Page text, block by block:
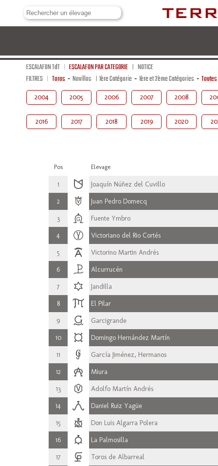
ESCALAFON TdT ESCALAFON PAR CATEGORIE
NOTICE
FILTRES
Toros - Novillos 1ère Catégorie - 1ère et 2ème Catégories -
2004 2005 2006 2007 2008
2016 2017 2018 2019 2020
Pos Elevage
1 Joaquín Núñez del Cuvillo
2 Juan Pedro Domecq
3 Fuente Ymbro
4 Victoriano del Rio Cortés
5 Victorino Martin Andrés
6 Alcurrucén
7 Jandilla
8 El Pilar
9 Garcigrande
10 Domingo Hernández Martín
11 García Jiménez, Hermanos
12 Miura
13 Adolfo Martín Andrés
14 Daniel Ruiz Yagüe
15 Don Luis Algarra Polera
16 La Palmosilla
17 Toros de Albarreal